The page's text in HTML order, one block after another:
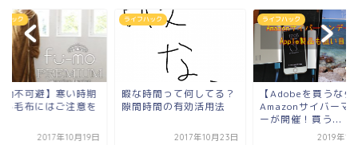
ハック
勤不可避】寒い時期
る毛布にはご注意を
2017年10月19日
ライフハック
暇な時間って何してる？
隙間時間の有効活用法
2017年10月23日
ライフハック
【Adobeを買うなら
Amazonサイバーマ
ーが開催！買う...
2019年12